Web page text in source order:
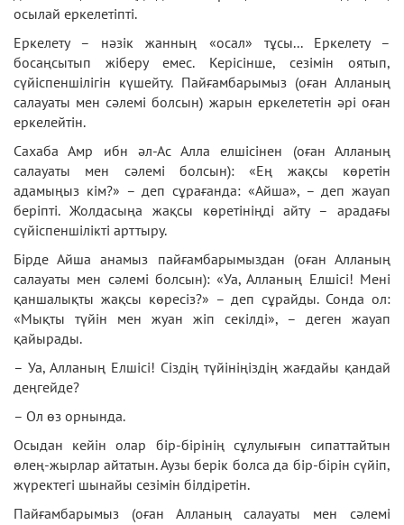
осылай еркелетіпті.
Еркелету – нәзік жанның «осал» тұсы... Еркелету –
босаңсытып жіберу емес. Керісінше, сезімін оятып,
сүйіспеншілігін күшейту. Пайғамбарымыз (оған Алланың
салауаты мен сәлемі болсын) жарын еркелететін әрі оған
еркелейтін.
Сахаба Амр ибн әл-Ас Алла елшісінен (оған Алланың
салауаты мен сәлемі болсын): «Ең жақсы көретін
адамыңыз кім?» – деп сұрағанда: «Айша», – деп жауап
беріпті. Жолдасыңа жақсы көретініңді айту – арадағы
сүйіспеншілікті арттыру.
Бірде Айша анамыз пайғамбарымыздан (оған Алланың
салауаты мен сәлемі болсын): «Уа, Алланың Елшісі! Мені
қаншалықты жақсы көресіз?» – деп сұрайды. Сонда ол:
«Мықты түйін мен жуан жіп секілді», – деген жауап
қайырады.
– Уа, Алланың Елшісі! Сіздің түйініңіздің жағдайы қандай
деңгейде?
– Ол өз орнында.
Осыдан кейін олар бір-бірінің сұлулығын сипаттайтын
өлең-жырлар айтатын. Аузы берік болса да бір-бірін сүйіп,
жүректегі шынайы сезімін білдіретін.
Пайғамбарымыз (оған Алланың салауаты мен сәлемі